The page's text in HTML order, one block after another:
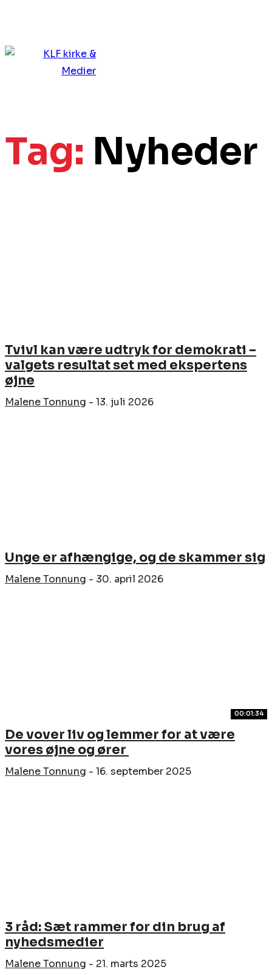
Tag: Nyheder
Tvivl kan være udtryk for demokrati –
valgets resultat set med ekspertens
øjne
Malene Tonnung - 13. juli 2026
Unge er afhængige, og de skammer sig
Malene Tonnung - 30. april 2026
00:01:34
De vover liv og lemmer for at være
vores øjne og ører
Malene Tonnung - 16. september 2025
3 råd: Sæt rammer for din brug af
nyhedsmedier
Malene Tonnung - 21. marts 2025